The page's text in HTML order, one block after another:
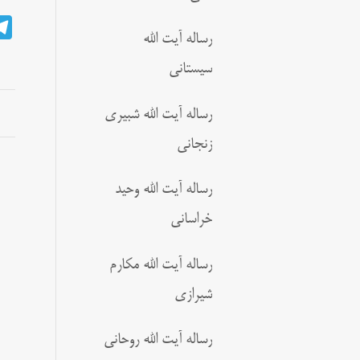
رساله آیت الله
سیستانی
رساله آیت الله شبیری
زنجانی
رساله آیت الله وحید
خراسانی
رساله آیت الله مکارم
شیرازی
رساله آیت الله روحانی